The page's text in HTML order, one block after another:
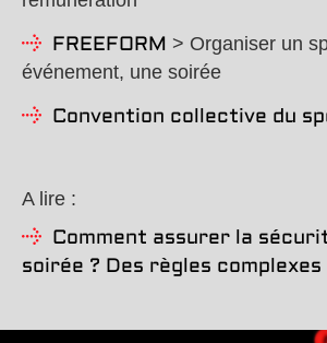
FREEFORM > Organiser un
événement, une soirée
Convention collective du
A lire :
Comment assurer la
soirée ? Des règles